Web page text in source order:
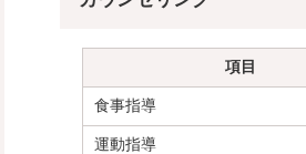
項目
食事指導
運動指導